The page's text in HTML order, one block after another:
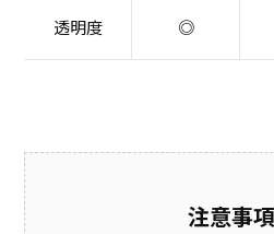
透明度 ◎
注意事項